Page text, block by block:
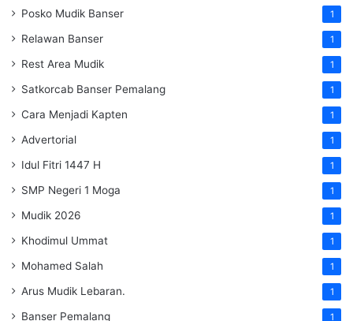
Posko Mudik Banser 1
Relawan Banser 1
Rest Area Mudik 1
Satkorcab Banser Pemalang 1
Cara Menjadi Kapten 1
Advertorial 1
Idul Fitri 1447 H 1
SMP Negeri 1 Moga 1
Mudik 2026 1
Khodimul Ummat 1
Mohamed Salah 1
Arus Mudik Lebaran. 1
Banser Pemalang 1